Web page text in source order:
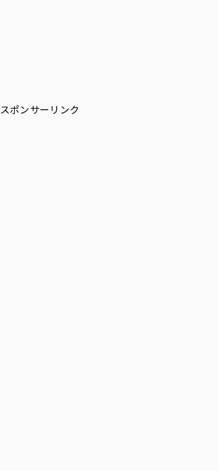
スポンサーリンク